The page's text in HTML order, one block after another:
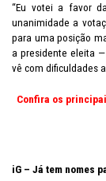
“Eu votei a favor
unanimidade a
para uma posição
a presidente eleita
vê com dificuldades
Confira os
iG – Já tem nomes